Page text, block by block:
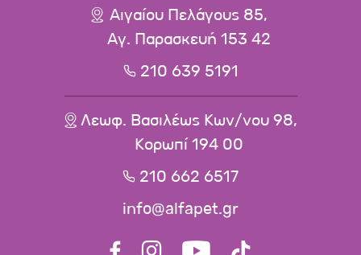
Αιγαίου Πελάγους 85,
Αγ. Παρασκευή 153 42
210 639 5191
Λεωφ. Βασιλέως Κων/νου 98,
Κορωπί 194 00
210 662 6517
info@alfapet.gr